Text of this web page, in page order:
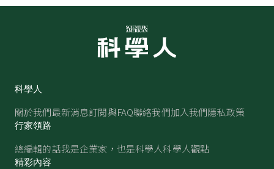
科學人
關於我們最新消息訂閱與FAQ聯絡我們加入我們隱私政策
行家領路
總編輯的話我是企業家，也是科學人科學人觀點
精彩內容